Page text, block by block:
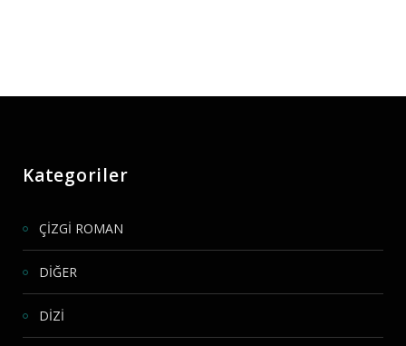
Kategoriler
ÇİZGİ ROMAN
DİĞER
DİZİ